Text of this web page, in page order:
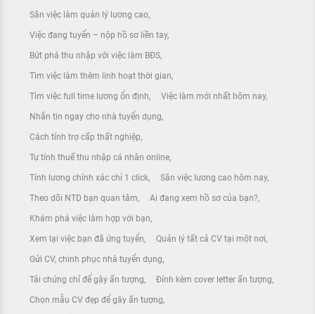
Săn việc làm quản lý lương cao
Việc đang tuyển – nộp hồ sơ liền tay
Bứt phá thu nhập với việc làm BĐS
Tìm việc làm thêm linh hoạt thời gian
Tìm việc full time lương ổn định Việc làm mới nhất hôm nay
Nhắn tin ngay cho nhà tuyển dụng
Cách tính trợ cấp thất nghiệp
Tự tính thuế thu nhập cá nhân online
Tính lương chính xác chỉ 1 click Săn việc lương cao hôm nay
Theo dõi NTD bạn quan tâm Ai đang xem hồ sơ của bạn?
Khám phá việc làm hợp với bạn
Xem lại việc bạn đã ứng tuyển Quản lý tất cả CV tại một nơi
Gửi CV, chinh phục nhà tuyển dụng
Tải chứng chỉ để gây ấn tượng Đính kèm cover letter ấn tượng
Chọn mẫu CV đẹp để gây ấn tượng